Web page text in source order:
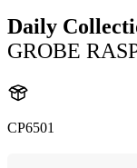
Daily
GROBE
CP6501